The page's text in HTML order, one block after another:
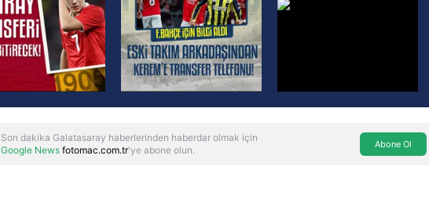
Son dakika Galatasaray haberlerinden haberdar olmak için
Google News fotomac.com.tr'ye abone olun. Abone Ol